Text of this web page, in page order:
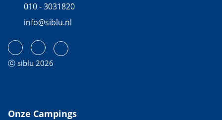
010 - 3031820
info@siblu.nl
ⓒ siblu 2026
Onze Campings